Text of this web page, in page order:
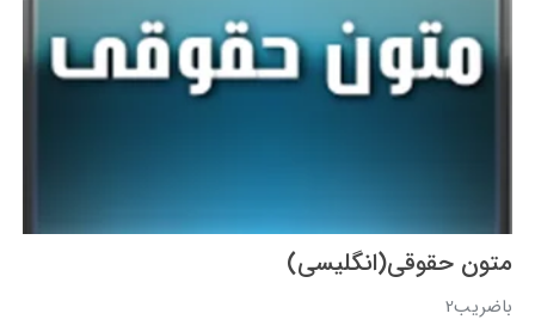
متون حقوقي(انگليسي)
باضریب2